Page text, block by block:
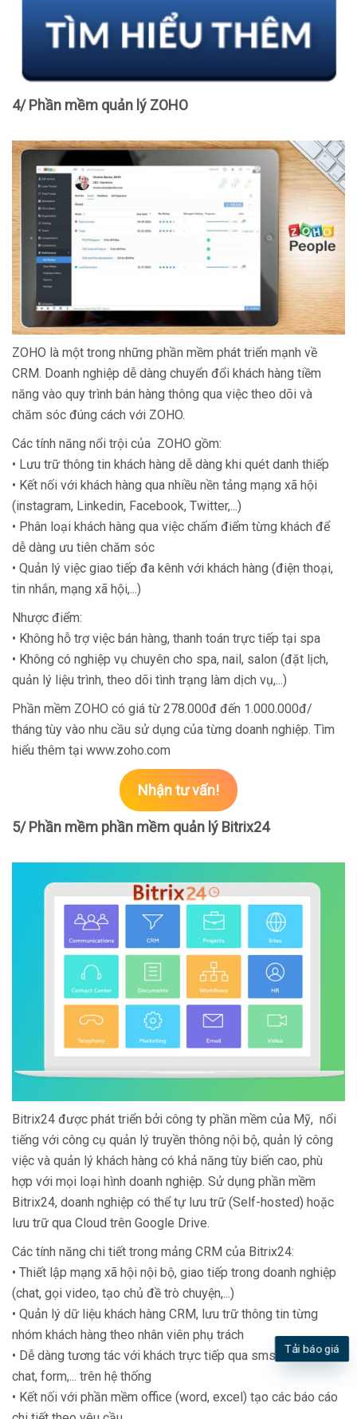
4/ Phần mềm quản lý ZOHO
ZOHO là một trong những phần mềm phát triển mạnh về
CRM. Doanh nghiệp dễ dàng chuyển đổi khách hàng tiềm
năng vào quy trình bán hàng thông qua việc theo dõi và
chăm sóc đúng cách với ZOHO.
Các tính năng nổi trội của ZOHO gồm:
• Lưu trữ thông tin khách hàng dễ dàng khi quét danh thiếp
• Kết nối với khách hàng qua nhiều nền tảng mạng xã hội
(instagram, Linkedin, Facebook, Twitter,...)
• Phân loại khách hàng qua việc chấm điểm từng khách để
dễ dàng ưu tiên chăm sóc
• Quản lý việc giao tiếp đa kênh với khách hàng (điện thoại,
tin nhắn, mạng xã hội,...)
Nhược điểm:
• Không hỗ trợ việc bán hàng, thanh toán trực tiếp tại spa
• Không có nghiệp vụ chuyên cho spa, nail, salon (đặt lịch,
quản lý liệu trình, theo dõi tình trạng làm dịch vụ,...)
Phần mềm ZOHO có giá từ 278.000đ đến 1.000.000đ/
tháng tùy vào nhu cầu sử dụng của từng doanh nghiệp. Tìm
hiểu thêm tại www.zoho.com
Nhận tư vấn!
5/ Phần mềm phần mềm quản lý Bitrix24
Bitrix24 được phát triển bởi công ty phần mềm của Mỹ, nổi
tiếng với công cụ quản lý truyền thông nội bộ, quản lý công
việc và quản lý khách hàng có khả năng tùy biến cao, phù
hợp với mọi loại hình doanh nghiệp. Sử dụng phần mềm
Bitrix24, doanh nghiệp có thể tự lưu trữ (Self-hosted) hoặc
lưu trữ qua Cloud trên Google Drive.
Các tính năng chi tiết trong mảng CRM của Bitrix24:
• Thiết lập mạng xã hội nội bộ, giao tiếp trong doanh nghiệp
(chat, gọi video, tạo chủ đề trò chuyện,...)
• Quản lý dữ liệu khách hàng CRM, lưu trữ thông tin từng
nhóm khách hàng theo nhân viên phụ trách
• Dễ dàng tương tác với khách trực tiếp qua sms, call, live
chat, form,... trên hệ thống
• Kết nối với phần mềm office (word, excel) tạo các báo cáo
Tải báo giá